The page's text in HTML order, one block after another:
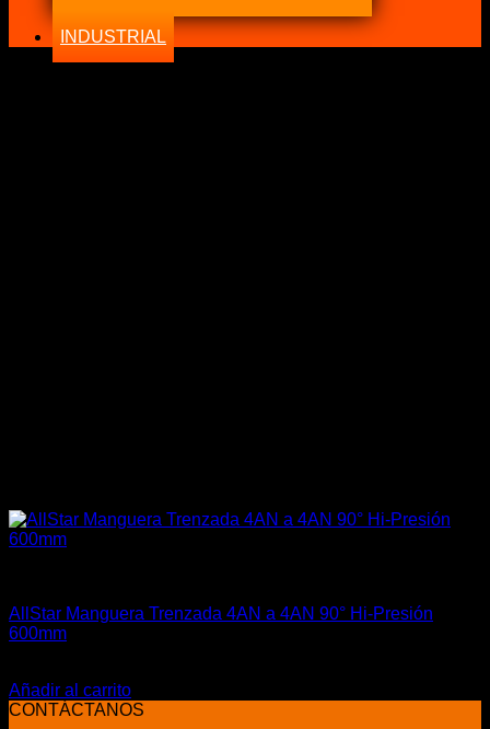
INDUSTRIAL
AllStar Manguera Trenzada 4AN a 4AN 90° Hi-Presión
600mm
precio
original actual
Añadir al carrito
CONTÁCTANOS